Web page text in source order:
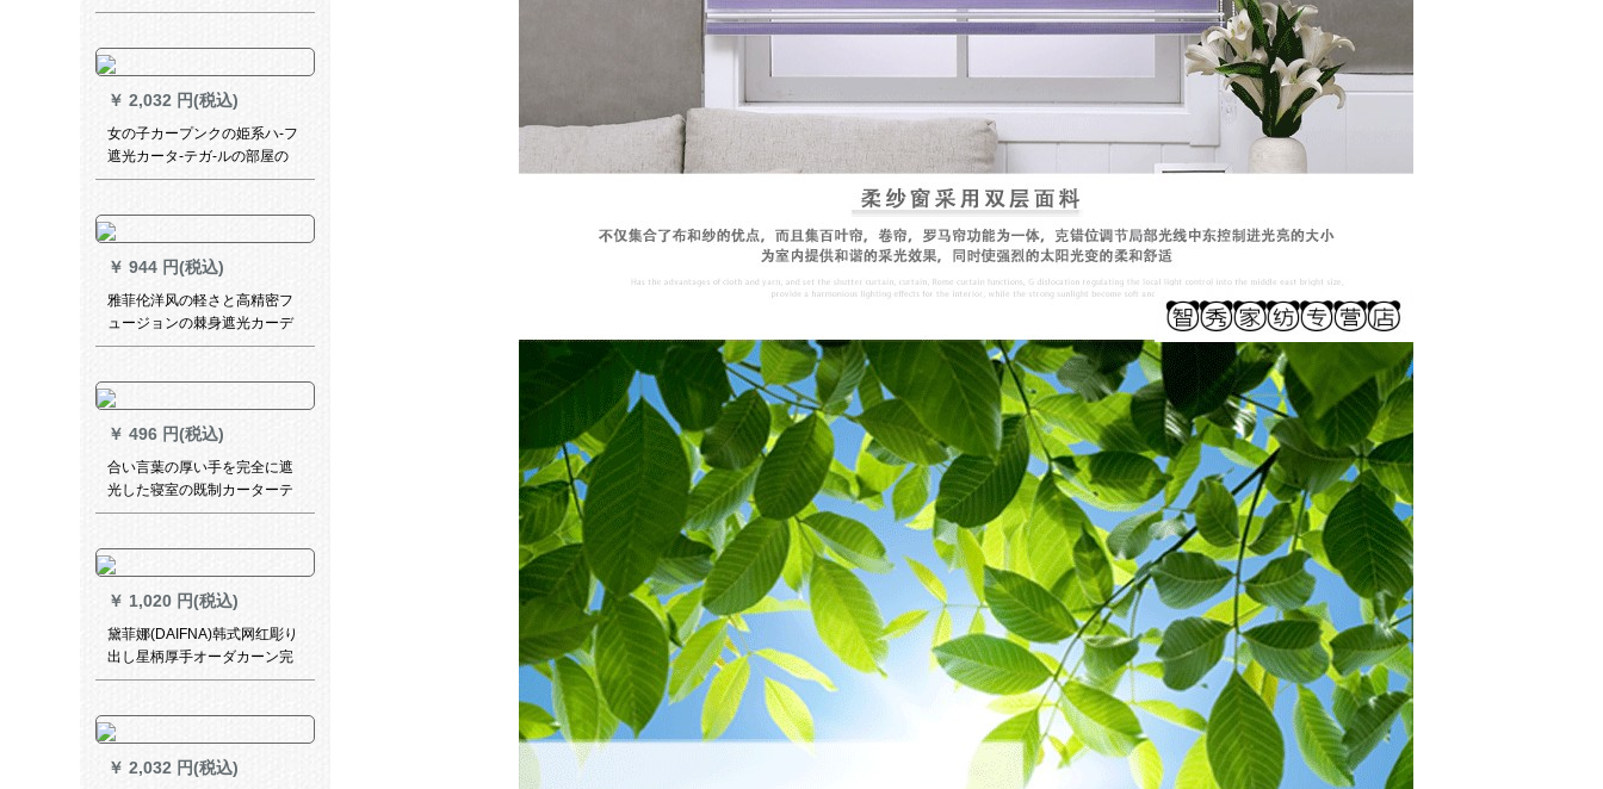
ンンテン无の寝室リビリング
麦色）1メナートダンカーンン
ンンン価格
￥ 2,032 円(税込)
女の子カープンクの姫系ハ-フ
遮光カータ-テガ-ルの部屋の
リ-ビングリムのサンバーカザ
￥ 944 円(税込)
雅菲伦洋风の軽さと高精密フ
ュージョンの棘身遮光カーデ
ィン绿色の青のピンクオ·ダカ·
￥ 496 円(税込)
合い言葉の厚い手を完全に遮
光した寝室の既制カーターテ
をお勧めします。暗号化の厚
送りエフック)幅2.8メトル*高
さ1.8メトル/一面
￥ 1,020 円(税込)
黛菲娜(DAIFNA)韩式网红彫り
出し星柄厚手オーダカーン完
全遮光リビエン寝室ins stal既
ン2.4枚*2.7高单片
￥ 2,032 円(税込)